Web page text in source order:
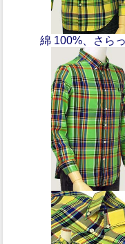
綿 100%、さら